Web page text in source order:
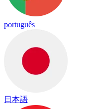
português
日本語